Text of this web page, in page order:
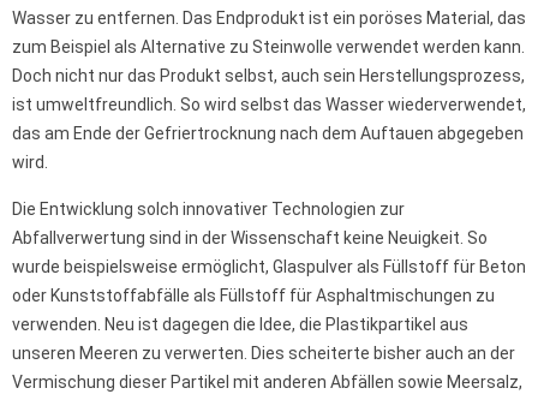
Wasser zu entfernen. Das Endprodukt ist ein poröses Material, das
zum Beispiel als Alternative zu Steinwolle verwendet werden kann.
Doch nicht nur das Produkt selbst, auch sein Herstellungsprozess,
ist umweltfreundlich. So wird selbst das Wasser wiederverwendet,
das am Ende der Gefriertrocknung nach dem Auftauen abgegeben
wird.
Die Entwicklung solch innovativer Technologien zur
Abfallverwertung sind in der Wissenschaft keine Neuigkeit. So
wurde beispielsweise ermöglicht, Glaspulver als Füllstoff für Beton
oder Kunststoffabfälle als Füllstoff für Asphaltmischungen zu
verwenden. Neu ist dagegen die Idee, die Plastikpartikel aus
unseren Meeren zu verwerten. Dies scheiterte bisher auch an der
Vermischung dieser Partikel mit anderen Abfällen sowie Meersalz,